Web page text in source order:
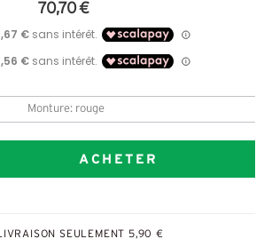
70,70 €
Monture: rouge
ACHETER
LIVRAISON SEULEMENT 5,90 €